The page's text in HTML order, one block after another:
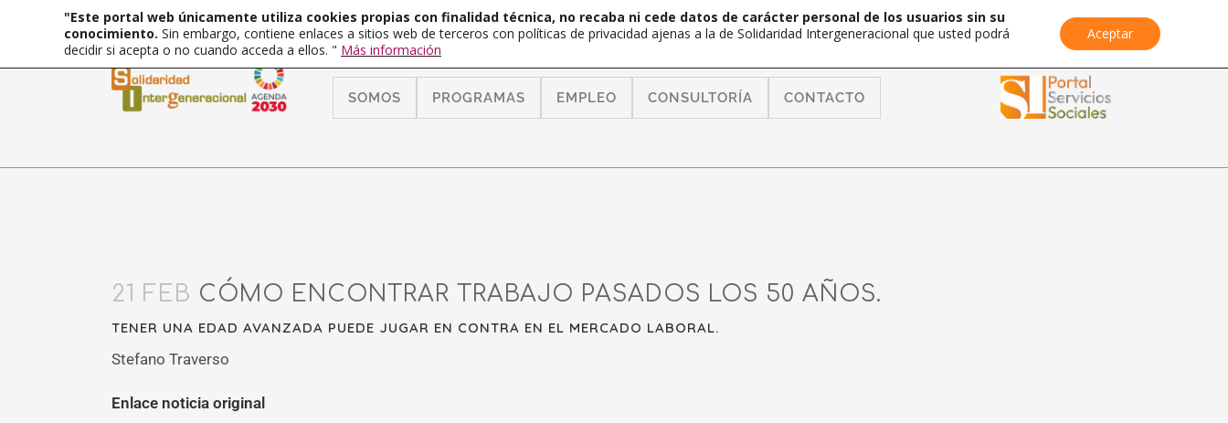
SOMOS PROGRAMAS EMPLEO CONSULTORÍA CONTACTO
21 FEB CÓMO ENCONTRAR TRABAJO PASADOS LOS 50 AÑOS.
TENER UNA EDAD AVANZADA PUEDE JUGAR EN CONTRA EN EL MERCADO LABORAL.
Stefano Traverso
Enlace noticia original
"Este portal web únicamente utiliza cookies propias con finalidad técnica, no recaba ni cede datos de carácter personal de los usuarios sin su
conocimiento. Sin embargo, contiene enlaces a sitios web de terceros con políticas de privacidad ajenas a la de Solidaridad Intergeneracional que usted podrá
decidir si acepta o no cuando acceda a ellos. " Más información
Aceptar